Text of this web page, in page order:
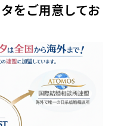
をご用意してお